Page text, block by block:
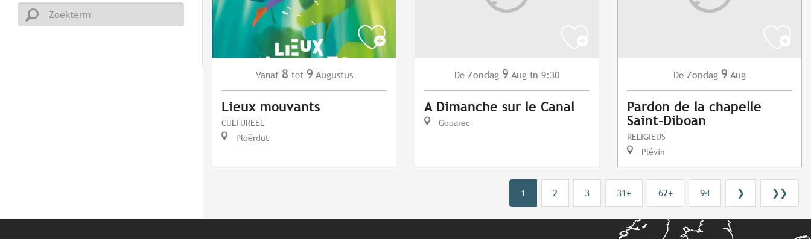
Vanaf 8 tot 9 Augustus
Lieux mouvants
CULTUREEL
Ploërdut
De Zondag 9 Aug in 9:30
A Dimanche sur le Canal
Gouarec
De Zondag 9 Aug
Pardon de la chapelle
Saint-Diboan
RELIGIEUS
Plévin
1 2 3 31+ 62+ 94 ❯ ❯❯